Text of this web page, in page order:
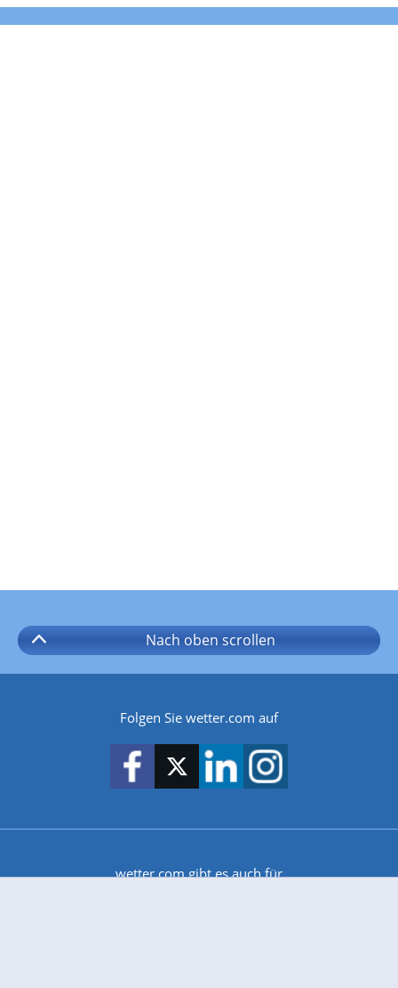
Nach oben scrollen
Folgen Sie wetter.com auf
wetter.com gibt es auch für